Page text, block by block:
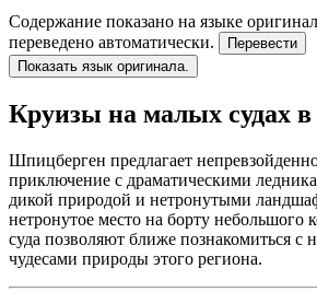
Содержание показано на языке
переведено автоматически.
Перевести
Показать язык оригинала.
Круизы на малых судах
Шпицберген предлагает
приключение с драматическими
дикой природой и нетронутыми
нетронутое место на борту небольшого
суда позволяют ближе познакомиться с
чудесами природы этого региона.